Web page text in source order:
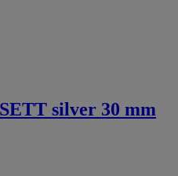
silver 30 mm